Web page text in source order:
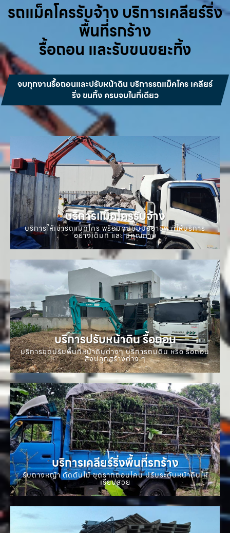
รถแม็คโครรับจ้าง บริการเคลียร์ริ่ง
พื้นที่รกร้าง
รื้อถอน และรับขนขยะทิ้ง
จบทุกงานรื้อถอนและปรับหน้าดิน บริการรถแม็คโคร เคลียร์
ริ่ง ขนทิ้ง ครบจบในที่เดียว
บริการแม็คโครรับจ้าง
บริการให้เช่ารถแมคโคร พร้อมคนขับมืออาชีพ ที่ให้บริการ
อย่างเต็มที่ และ มีคุณภาพ
บริการปรับหน้าดิน รื้อถอน
บริการขุดปรับพื้นที่หน้าดินต่างๆ บริการถมดิน หรือ รื้อถอน
สิ่งปลูกสร้างต่าง ๆ
บริการเคลียร์ริ่งพื้นที่รกร้าง
รับถางหญ้า ตัดต้นไม้ ขุดรากถอนโคน ปรับระดับหน้าดินให้
เรียบสวย